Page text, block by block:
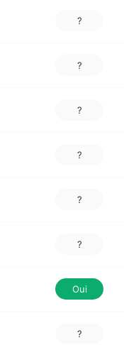
?
?
?
?
?
?
Oui
?